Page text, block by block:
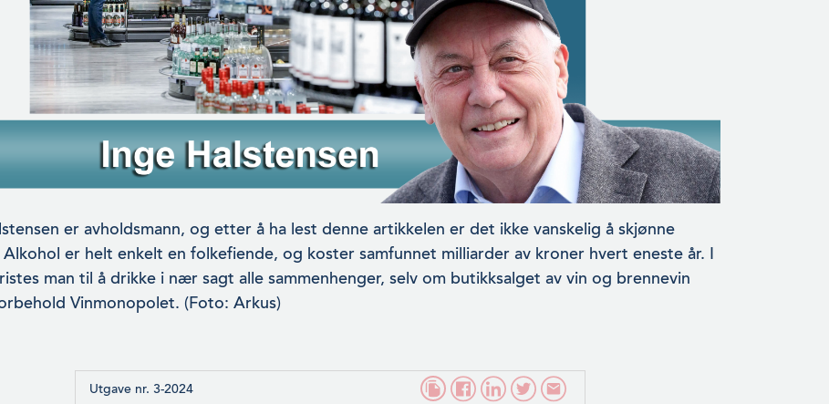
er avholdsmann, og etter å ha lest denne artikke­len er det ikke vanskelig å skjønne
er helt enkelt en folkefiende, og koster samfunnet milliarder av kroner hvert eneste år. I
man til å drikke i nær sagt alle sammenhenger, selv om butikksalget av vin og brennevin
Vinmonopolet. (Foto: Arkus)
Utgave nr. 3-2024